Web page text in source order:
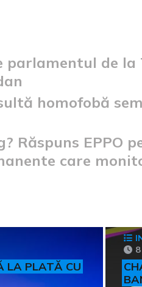
de la
homofobă
Răspuns EPPO
care
LA PLATĂ CU